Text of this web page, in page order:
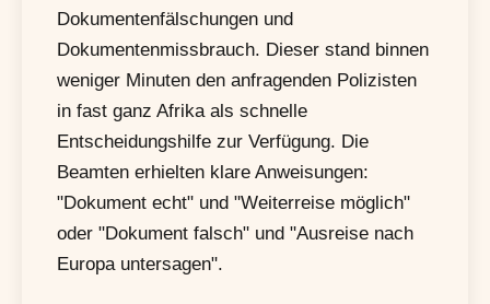
Dokumentenfälschungen und
Dokumentenmissbrauch. Dieser stand binnen
weniger Minuten den anfragenden Polizisten
in fast ganz Afrika als schnelle
Entscheidungshilfe zur Verfügung. Die
Beamten erhielten klare Anweisungen:
"Dokument echt" und "Weiterreise möglich"
oder "Dokument falsch" und "Ausreise nach
Europa untersagen".